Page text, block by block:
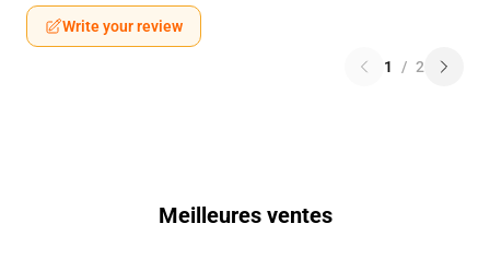
Write your review
1 / 2
Meilleures ventes